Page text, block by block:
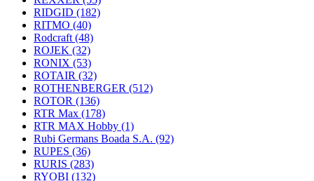
RIDGID (182)
RITMO (40)
Rodcraft (48)
ROJEK (32)
RONIX (53)
ROTAIR (32)
ROTHENBERGER (512)
ROTOR (136)
RTR Max (178)
RTR MAX Hobby (1)
Rubi Germans Boada S.A. (92)
RUPES (36)
RURIS (283)
RYOBI (132)